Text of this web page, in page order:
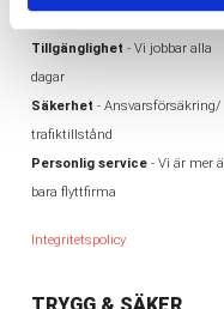
Tillgänglighet - Vi jobbar alla
dagar
Säkerhet - Ansvarsförsäkring/
trafiktillstånd
Personlig service- Vi är mer
bara flyttfirma
Integritetspolicy